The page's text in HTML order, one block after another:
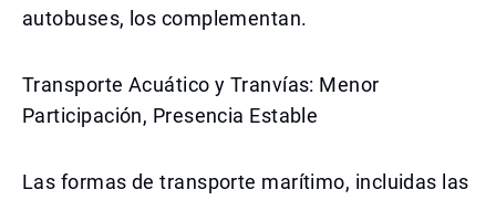
autobuses, los complementan.
Transporte Acuático y Tranvías: Menor
Participación, Presencia Estable
Las formas de transporte marítimo, incluidas las